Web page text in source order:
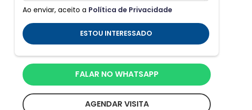
Ao enviar, aceito a Política de Privacidade
ESTOU INTERESSADO
FALAR NO WHATSAPP
AGENDAR VISITA